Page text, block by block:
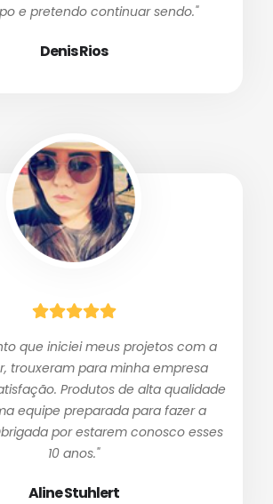
e pretendo continuar sendo."
Denis Rios
que iniciei meus projetos com a
trouxeram para minha empresa
Produtos de alta qualidade
equipe preparada para fazer a
por estarem conosco esses
10 anos."
Aline Stuhlert